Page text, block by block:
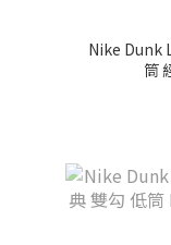
Nike Dunk
筒